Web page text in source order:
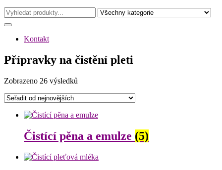
Kontakt
Přípravky na čistění pleti
Zobrazeno 26 výsledků
Čistící pěna a emulze (5)